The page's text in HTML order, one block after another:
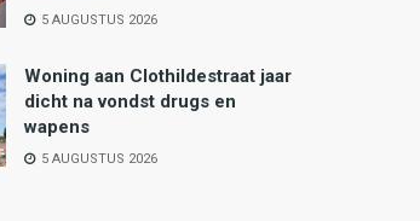
5 AUGUSTUS 2026
Woning aan Clothildestraat jaar
dicht na vondst drugs en
wapens
5 AUGUSTUS 2026